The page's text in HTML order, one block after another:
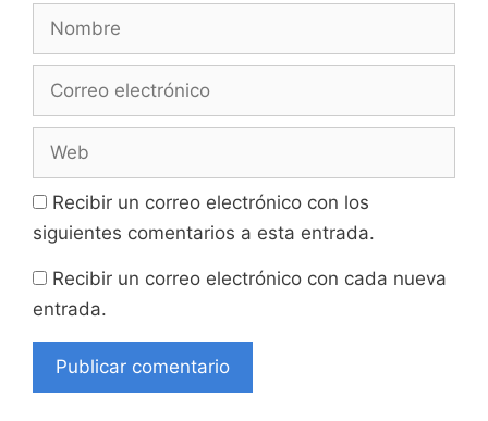
electrónico
Recibir un correo electrónico con los
siguientes comentarios a esta entrada.
Recibir un correo electrónico con cada nueva
entrada.